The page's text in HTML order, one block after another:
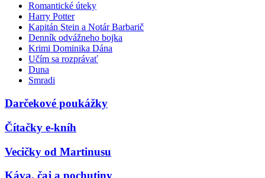
Romantické úteky
Harry Potter
Kapitán Stein a Notár Barbarič
Denník odvážneho bojka
Krimi Dominika Dána
Učím sa rozprávať
Duna
Smradi
Darčekové poukážky
Čítačky e-kníh
Vecičky od Martinusu